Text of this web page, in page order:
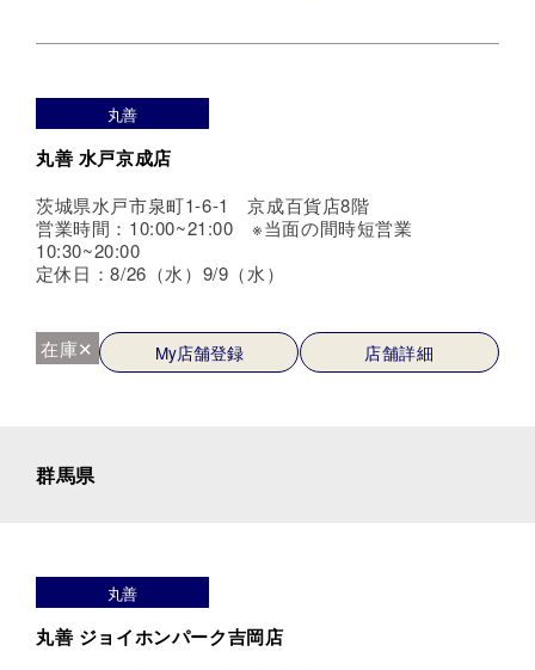
丸善
丸善 水戸京成店
茨城県水戸市泉町1-6-1 京成百貨店8階
営業時間：10:00~21:00 ※当面の間時短営業
10:30~20:00
定休日：8/26（水）9/9（水）
在庫✕ My店舗登録 店舗詳細
群馬県
丸善
丸善 ジョイホンパーク吉岡店